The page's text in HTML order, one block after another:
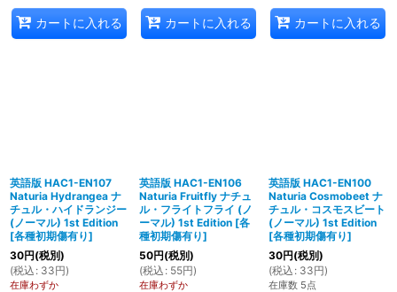
カートに入れる カートに入れる カートに入れる
英語版 HAC1-EN107
Naturia Hydrangea ナ
チュル・ハイドランジー
(ノーマル) 1st Edition
[各種初期傷有り]
30円(税別)
(税込 : 33円)
在庫わずか
英語版 HAC1-EN106
Naturia Fruitfly ナチュ
ル・フライトフライ (ノ
ーマル) 1st Edition [各
種初期傷有り]
50円(税別)
(税込 : 55円)
在庫わずか
英語版 HAC1-EN100
Naturia Cosmobeet ナ
チュル・コスモスビート
(ノーマル) 1st Edition
[各種初期傷有り]
30円(税別)
(税込 : 33円)
在庫数 5点